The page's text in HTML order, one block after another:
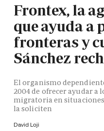
Frontex, la
que ayuda a
fronteras y
Sánchez
El organismo
2004 de ofrecer ayudar a
migratoria en
la soliciten
David Loji